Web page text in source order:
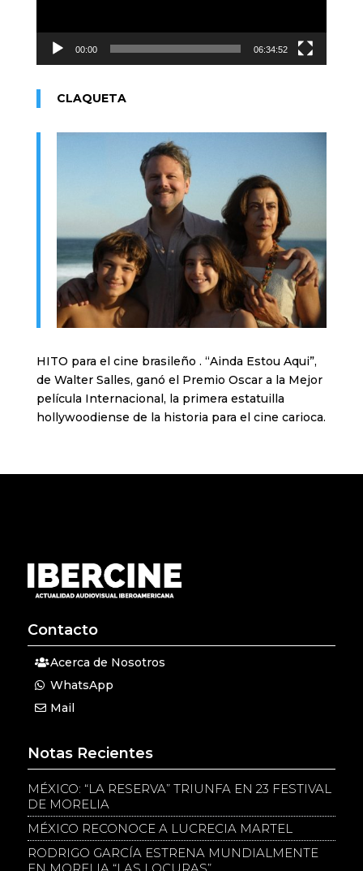
00:00 06:34:52
CLAQUETA
HITO para el cine brasileño . “Ainda Estou Aqui”,
de Walter Salles, ganó el Premio Oscar a la Mejor
película Internacional, la primera estatuilla
hollywoodiense de la historia para el cine carioca.
Contacto
Acerca de Nosotros
WhatsApp
Mail
Notas Recientes
MÉXICO: “LA RESERVA” TRIUNFA EN 23 FESTIVAL
DE MORELIA
MÉXICO RECONOCE A LUCRECIA MARTEL
RODRIGO GARCÍA ESTRENA MUNDIALMENTE